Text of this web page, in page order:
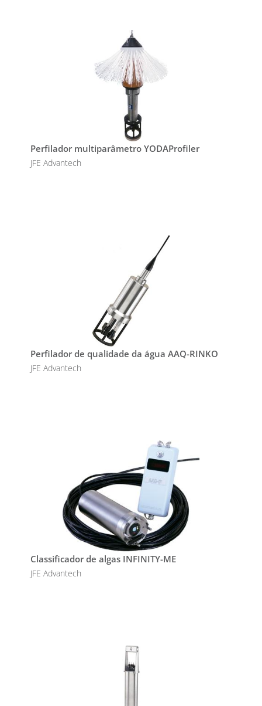
Perfilador multiparâmetro YODAProfiler
JFE Advantech
Perfilador de qualidade da água AAQ-RINKO
JFE Advantech
Classificador de algas INFINITY-ME
JFE Advantech